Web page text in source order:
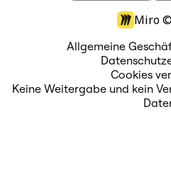
Miro ©
Allgemeine
Cookies
Keine Weitergabe und kein